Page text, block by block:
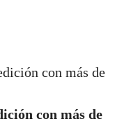
con más de